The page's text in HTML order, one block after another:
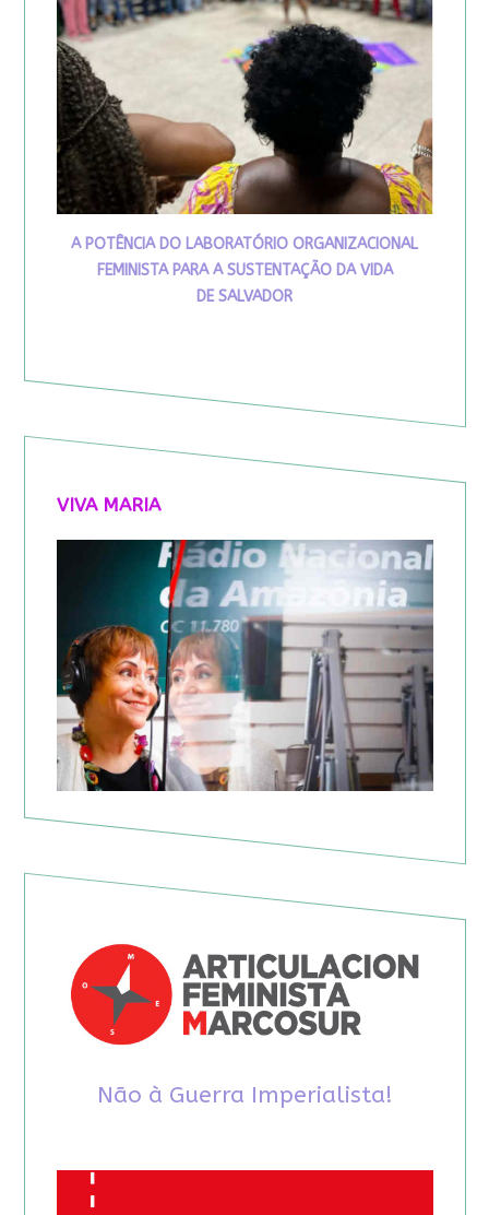
A POTÊNCIA DO LABORATÓRIO ORGANIZACIONAL
FEMINISTA PARA A SUSTENTAÇÃO DA VIDA
DE SALVADOR
VIVA MARIA
Não à Guerra Imperialista!